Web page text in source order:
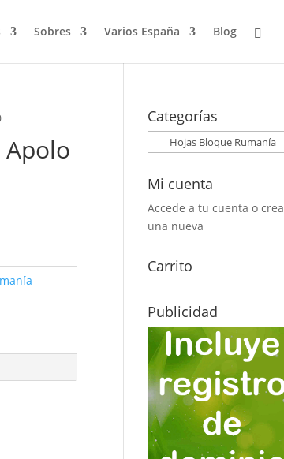
Sobres Varios España Blog
Apolo
Categorías
Mi cuenta
Accede a tu cuenta o crea
una nueva
Carrito
Publicidad